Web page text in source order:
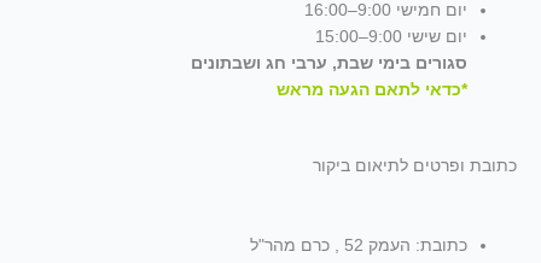
יום חמישי 9:00–16:00
יום שישי 9:00–15:00
סגורים בימי שבת, ערבי חג ושבתונים
*כדאי לתאם הגעה מראש
כתובת ופרטים לתיאום ביקור
כתובת: העמק 52 , כרם מהר"ל